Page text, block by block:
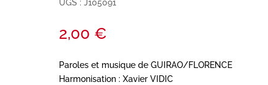
UGS :J105091
2,00 €
Paroles et musique de GUIRAO/FLORENCE
Harmonisation : Xavier VIDIC